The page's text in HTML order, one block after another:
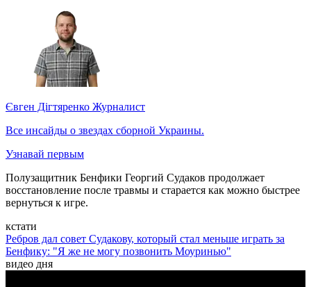
Євген Дігтяренко Журналист
Все инсайды о звездах сборной Украины.
Узнавай первым
Полузащитник Бенфики Георгий Судаков продолжает
восстановление после травмы и старается как можно быстрее
вернуться к игре.
кстати
Ребров дал совет Судакову, который стал меньше играть за
Бенфику: "Я же не могу позвонить Моуринью"
видео дня